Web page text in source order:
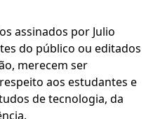
assinados por Julio
do público ou editados
merecem ser
aos estudantes e
de tecnologia, da